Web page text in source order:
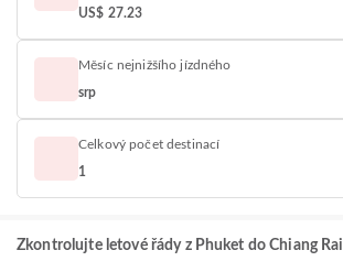
US$ 27.23
Měsíc nejnižšího jízdného
srp
Celkový počet destinací
1
Zkontrolujte letové řády z Phuket do Chiang Rai